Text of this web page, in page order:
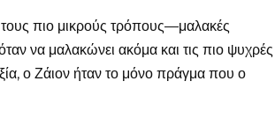
τους πιο μικρούς τρόπους—μαλακές
να μαλακώνει ακόμα και τις πιο ψυχρές
ο Ζάιον ήταν το μόνο πράγμα που ο